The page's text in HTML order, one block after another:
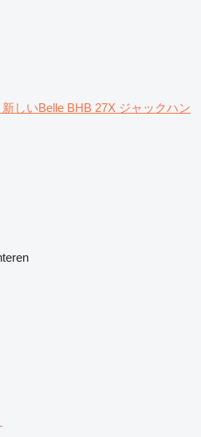
新しいBelle BHB 27X ジャックハン